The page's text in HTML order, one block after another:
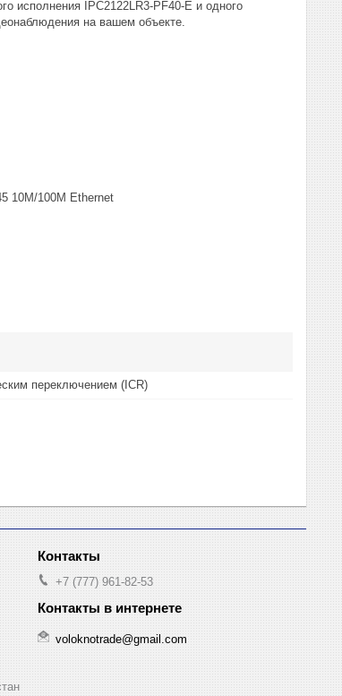
исполнения IPC2122LR3-PF40-E и одного
на вашем объекте.
10M/100M Ethernet
переключением (ICR)
+7 (777) 961-82-53
voloknotrade@gmail.com